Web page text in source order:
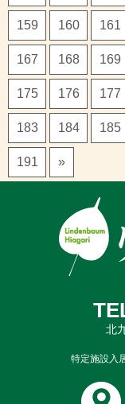
159 160 161
167 168 169
175 176 177
183 184 185
191 »
北
特定施設入